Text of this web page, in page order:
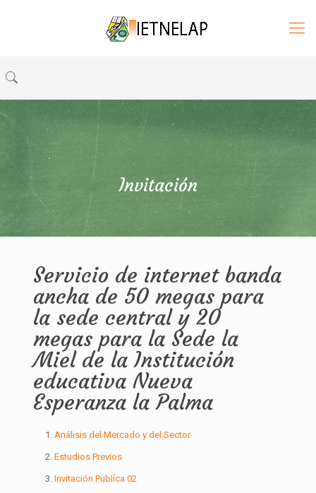
Invitación
Servicio de internet banda
ancha de 50 megas para
la sede central y 20
megas para la Sede la
Miel de la Institución
educativa Nueva
Esperanza la Palma
Análisis del Mercado y del Sector
Estudios Previos
Invitación Publíca 02